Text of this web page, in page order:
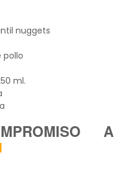
nuggets
pollo
ml.
A